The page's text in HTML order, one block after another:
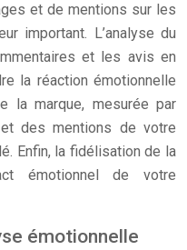
et de mentions sur les
important. L’analyse du
et les avis en
la réaction émotionnelle
la marque, mesurée par
et des mentions de votre
Enfin, la fidélisation de la
émotionnel de votre
émotionnelle